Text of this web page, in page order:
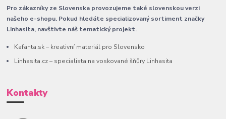
Pro zákazníky ze Slovenska provozujeme také slovenskou verzi
našeho e-shopu. Pokud hledáte specializovaný sortiment značky
Linhasita, navštivte náš tematický projekt.
Kafanta.sk – kreativní materiál pro Slovensko
Linhasita.cz – specialista na voskované šňůry Linhasita
Kontakty